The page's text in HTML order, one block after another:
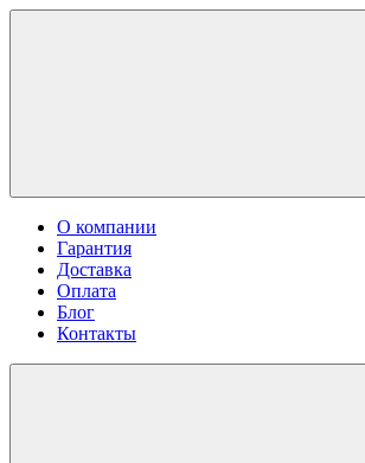
О компании
Гарантия
Доставка
Оплата
Блог
Контакты